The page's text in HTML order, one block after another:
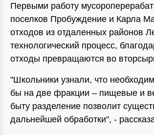
Первыми работу
поселков Пробуждение и Карла
отходов из отдаленных районов
технологический процесс,
отходы превращаются во
"Школьники узнали, что
бы на две фракции – пищевые и
быту разделение позволит
дальнейшей обработки", -